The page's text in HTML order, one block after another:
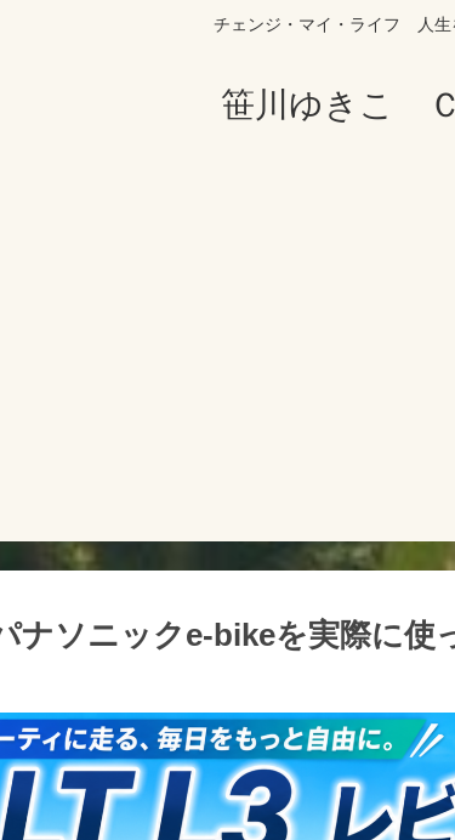
チェンジ・マイ・ライフ 人生
笹川ゆきこ
ナソニックe-bikeを実際に使